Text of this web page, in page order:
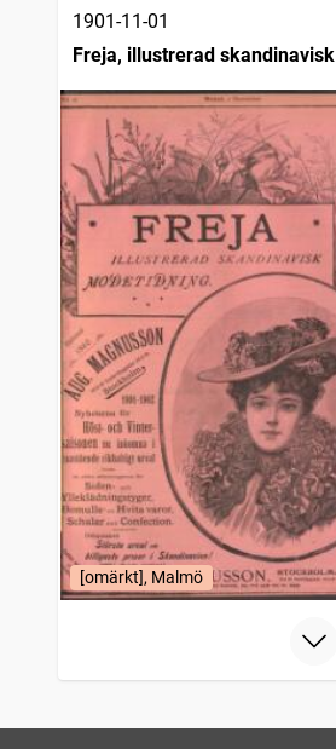
1901-11-01
Freja, illustrerad skandinavisk
modetidning
[omärkt], Malmö